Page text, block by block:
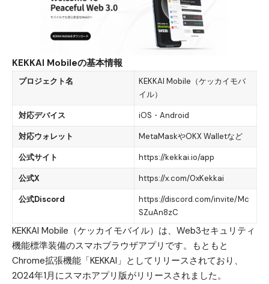
KEKKAI Mobileの基本情報
プロジェクト名
KEKKAI Mobile（ケッカイモバ
イル）
対応デバイス iOS・Android
対応ウォレット MetaMaskやOKX Walletなど
公式サイト https://kekkai.io/app
公式X https://x.com/0xKekkai
公式Discord
https://discord.com/invite/Mc
SZuAn8zC
KEKKAI Mobile（ケッカイモバイル）は、Web3セキュリティ
機能標準装備のスマホブラウザアプリ です。もともと
Chrome拡張機能「KEKKAI」としてリリースされており、
2024年1月にスマホアプリ版がリリースされました。